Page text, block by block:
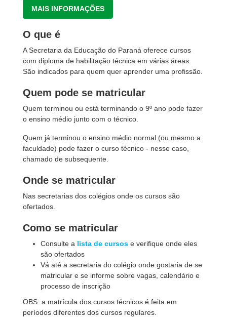
MAIS INFORMAÇÕES
O que é
A Secretaria da Educação do Paraná oferece cursos
com diploma de habilitação técnica em várias áreas.
São indicados para quem quer aprender uma profissão.
Quem pode se matricular
Quem terminou ou está terminando o 9º ano pode fazer
o ensino médio junto com o técnico.
Quem já terminou o ensino médio normal (ou mesmo a
faculdade) pode fazer o curso técnico - nesse caso,
chamado de subsequente.
Onde se matricular
Nas secretarias dos colégios onde os cursos são
ofertados.
Como se matricular
Consulte a lista de cursos e verifique onde eles
são ofertados
Vá até a secretaria do colégio onde gostaria de se
matricular e se informe sobre vagas, calendário e
processo de inscrição
OBS: a matrícula dos cursos técnicos é feita em
períodos diferentes dos cursos regulares.